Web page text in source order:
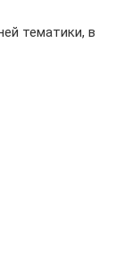
тематики, в